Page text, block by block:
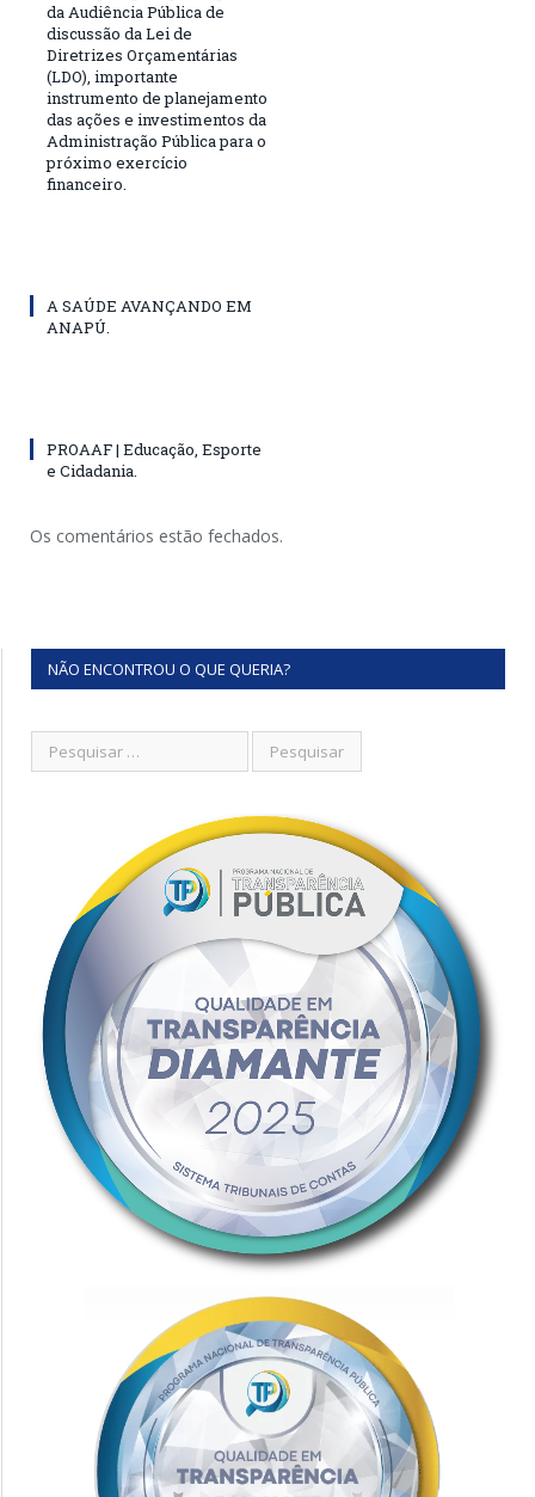
da Audiência Pública de
discussão da Lei de
Diretrizes Orçamentárias
(LDO), importante
instrumento de planejamento
das ações e investimentos da
Administração Pública para o
próximo exercício
financeiro.
A SAÚDE AVANÇANDO EM
ANAPÚ.
PROAAF | Educação, Esporte
e Cidadania.
Os comentários estão fechados.
NÃO ENCONTROU O QUE QUERIA?